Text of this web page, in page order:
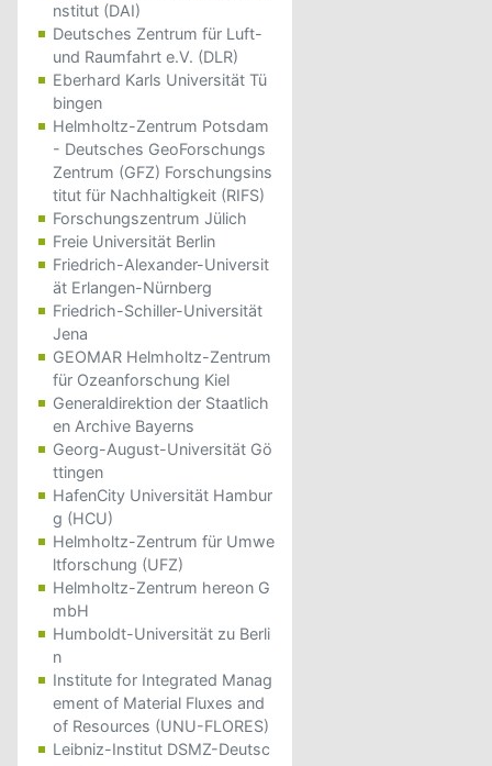
nstitut (DAI)
Deutsches Zentrum für Luft-
und Raumfahrt e.V. (DLR)
Eberhard Karls Universität Tü
bingen
Helmholtz-Zentrum Potsdam
- Deutsches GeoForschungs
Zentrum (GFZ) Forschungsins
titut für Nachhaltigkeit (RIFS)
Forschungszentrum Jülich
Freie Universität Berlin
Friedrich-Alexander-Universit
ät Erlangen-Nürnberg
Friedrich-Schiller-Universität
Jena
GEOMAR Helmholtz-Zentrum
für Ozeanforschung Kiel
Generaldirektion der Staatlich
en Archive Bayerns
Georg-August-Universität Gö
ttingen
HafenCity Universität Hambur
g (HCU)
Helmholtz-Zentrum für Umwe
ltforschung (UFZ)
Helmholtz-Zentrum hereon G
mbH
Humboldt-Universität zu Berli
n
Institute for Integrated Manag
ement of Material Fluxes and
of Resources (UNU-FLORES)
Leibniz-Institut DSMZ-Deutsc